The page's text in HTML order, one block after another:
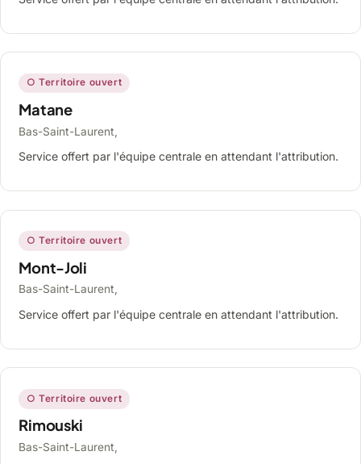
○ Territoire ouvert
Matane
Bas-Saint-Laurent,
Service offert par l'équipe centrale en attendant l'attribution.
○ Territoire ouvert
Mont-Joli
Bas-Saint-Laurent,
Service offert par l'équipe centrale en attendant l'attribution.
○ Territoire ouvert
Rimouski
Bas-Saint-Laurent,